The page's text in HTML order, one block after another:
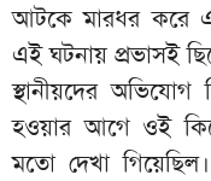
আটকে মারধর করে
এই ঘটনায় প্রভাসই
স্থানীয়দের
হওয়ার আগে ওই
মতো দেখা